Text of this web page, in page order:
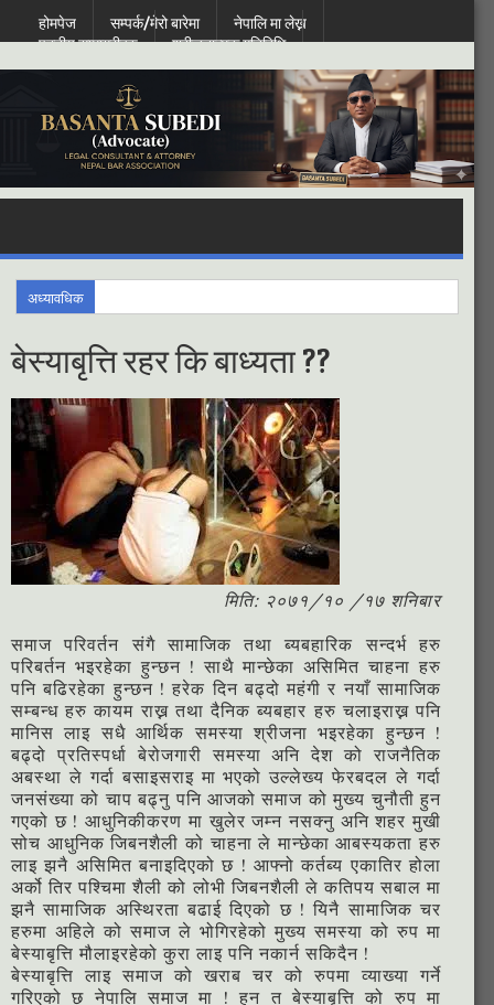
होमपेज सम्पर्क/मेरो बारेमा
नेपालि मा लेख्न
पठनीय सामाग्रीहरु
श्रीजनात्मक गतिबिधि
Saturday, August 08, 2026
अध्यावधिक
बेस्याबृत्ति रहर कि बाध्यता ??
मिति: २०७१/१० /१७ शनिबार
समाज परिवर्तन संगै सामाजिक तथा ब्यबहारिक सन्दर्भ हरु
परिबर्तन भइरहेका हुन्छन ! साथै मान्छेका असिमित चाहना हरु
पनि बढिरहेका हुन्छन ! हरेक दिन बढ्दो महंगी र नयाँ सामाजिक
सम्बन्ध हरु कायम राख्न तथा दैनिक ब्यबहार हरु चलाइराख्न पनि
मानिस लाइ सधै आर्थिक समस्या श्रीजना भइरहेका हुन्छन !
बढ्दो प्रतिस्पर्धा बेरोजगारी समस्या अनि देश को राजनैतिक
अबस्था ले गर्दा बसाइसराइ मा भएको उल्लेख्य फेरबदल ले गर्दा
जनसंख्या को चाप बढ्नु पनि आजको समाज को मुख्य चुनौती हुन
गएको छ ! आधुनिकीकरण मा खुलेर जम्न नसक्नु अनि शहर मुखी
सोच आधुनिक जिबनशैली को चाहना ले मान्छेका आबस्यकता हरु
लाइ झनै असिमित बनाइदिएको छ ! आफ्नो कर्तब्य एकातिर होला
अर्को तिर पश्चिमा शैली को लोभी जिबनशैली ले कतिपय सबाल मा
झनै सामाजिक अस्थिरता बढाई दिएको छ ! यिनै सामाजिक चर
हरुमा अहिले को समाज ले भोगिरहेको मुख्य समस्या को रुप मा
बेस्याबृत्ति मौलाइरहेको कुरा लाइ पनि नकार्न सकिदैन !
बेस्याबृत्ति लाइ समाज को खराब चर को रुपमा व्याख्या गर्ने
गरिएको छ नेपालि समाज मा ! हुन त बेस्याबृत्ति को रुप मा